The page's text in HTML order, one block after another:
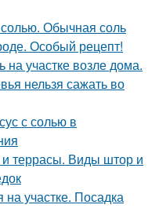
солью. Обычная соль
Особый рецепт!
на участке возле дома.
нельзя сажать во
с солью в
террасы. Виды штор и
на участке. Посадка